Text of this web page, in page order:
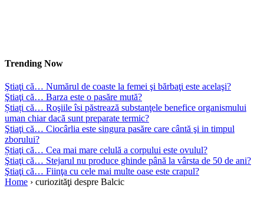
Trending Now
Ştiaţi că… Numărul de coaste la femei şi bărbaţi este acelaşi?
Ştiaţi că… Barza este o pasăre mută?
Știați că… Roşiile îsi păstrează substanţele benefice organismului
uman chiar dacă sunt preparate termic?
Ştiaţi că… Ciocârlia este singura pasăre care cântă şi in timpul
zborului?
Știaţi că… Cea mai mare celulă a corpului este ovulul?
Ştiaţi că… Stejarul nu produce ghinde până la vârsta de 50 de ani?
Ştiaţi că… Fiinţa cu cele mai multe oase este crapul?
Home › curiozităţi despre Balcic